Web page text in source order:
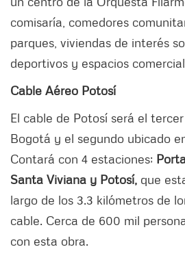
comisaría, comedores
parques, viviendas de interés
deportivos y espacios
Cable Aéreo Potosí
El cable de Potosí será el
Bogotá y el segundo ubicado
Contará con 4 estaciones;
Santa Viviana y Potosí, que
largo de los 3.3 kilómetros de
cable. Cerca de 600 mil
con esta obra.